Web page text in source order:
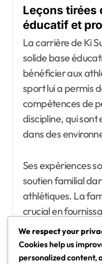
Leçons tirées
éducatif et
La carrière de Ki
solide base
bénéficier aux
sport lui a permis
compétences de
discipline, qui sont
dans des
Ses expériences
soutien familial
athlétiques. La
crucial en
ressources,
réseau de soutien
athlètes.
We respect your
Cookies help us
personalized content,